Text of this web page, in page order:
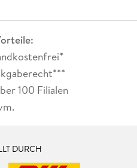
100 Filialen
DURCH